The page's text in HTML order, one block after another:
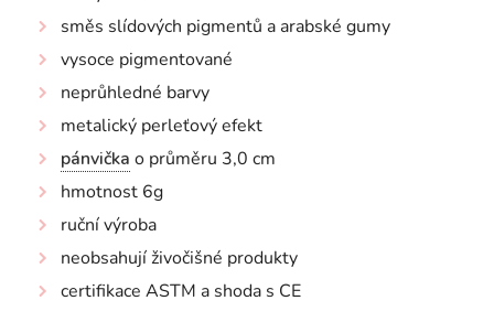
směs slídových pigmentů a arabské gumy
vysoce pigmentované
neprůhledné barvy
metalický perleťový efekt
pánvička o průměru 3,0 cm
hmotnost 6g
ruční výroba
neobsahují živočišné produkty
certifikace ASTM a shoda s CE